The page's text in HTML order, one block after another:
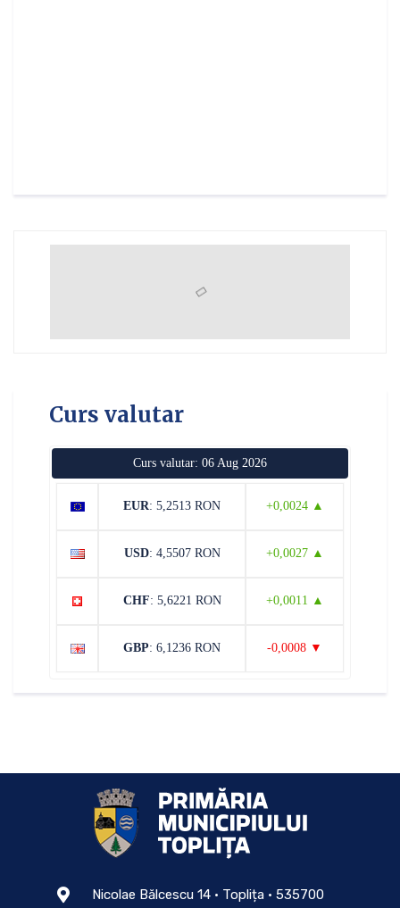
Curs valutar
Curs valutar: 06 Aug 2026
EUR: 5,2513 RON +0,0024 ▲
USD: 4,5507 RON +0,0027 ▲
CHF: 5,6221 RON +0,0011 ▲
GBP: 6,1236 RON -0,0008 ▼
Nicolae Bălcescu 14 • Toplița • 535700